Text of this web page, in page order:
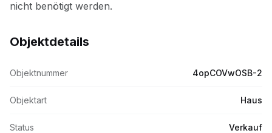
Objektdetails
Objektnummer 4opCOVwOSB-2
Objektart Haus
Status Verkauf